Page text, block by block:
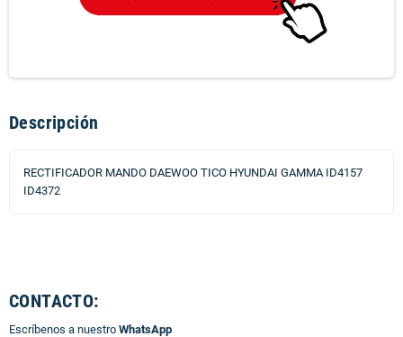
Descripción
RECTIFICADOR MANDO DAEWOO TICO HYUNDAI GAMMA ID4157
ID4372
CONTACTO:
Escríbenos a nuestro WhatsApp